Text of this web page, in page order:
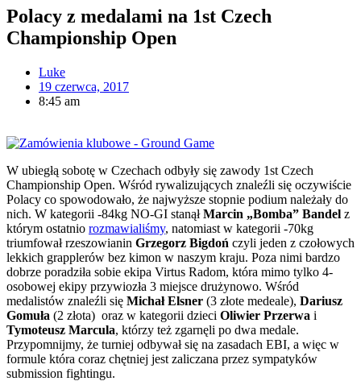
Polacy z medalami na 1st Czech
Championship Open
Luke
19 czerwca, 2017
8:45 am
W ubiegłą sobotę w Czechach odbyły się zawody 1st Czech
Championship Open. Wśród rywalizujących znaleźli się oczywiście
Polacy co spowodowało, że najwyższe stopnie podium należały do
nich. W kategorii -84kg NO-GI stanąłMarcin „Bomba” Bandel z
którym ostatnio rozmawialiśmy, natomiast w kategorii -70kg
triumfował rzeszowianin Grzegorz Bigdoń czyli jeden z czołowych
lekkich grapplerów bez kimon w naszym kraju. Poza nimi bardzo
dobrze poradziła sobie ekipa Virtus Radom, która mimo tylko 4-
osobowej ekipy przywiozła 3 miejsce drużynowo. Wśród
medalistów znaleźli się Michał Elsner (3 złote medeale), Dariusz
Gomuła (2 złota) oraz w kategorii dzieci Oliwier Przerwa i
Tymoteusz Marcula, którzy też zgarnęli po dwa medale.
Przypomnijmy, że turniej odbywał się na zasadach EBI, a więc w
formule która coraz chętniej jest zaliczana przez sympatyków
submission fightingu.